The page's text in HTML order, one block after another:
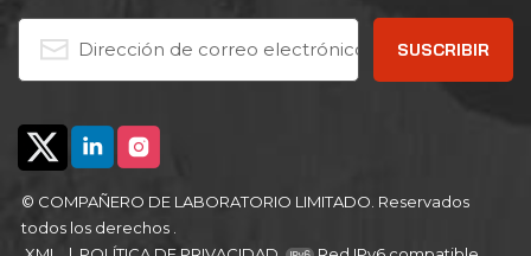
© COMPAÑERO DE LABORATORIO LIMITADO. Reservados
todos los derechos .